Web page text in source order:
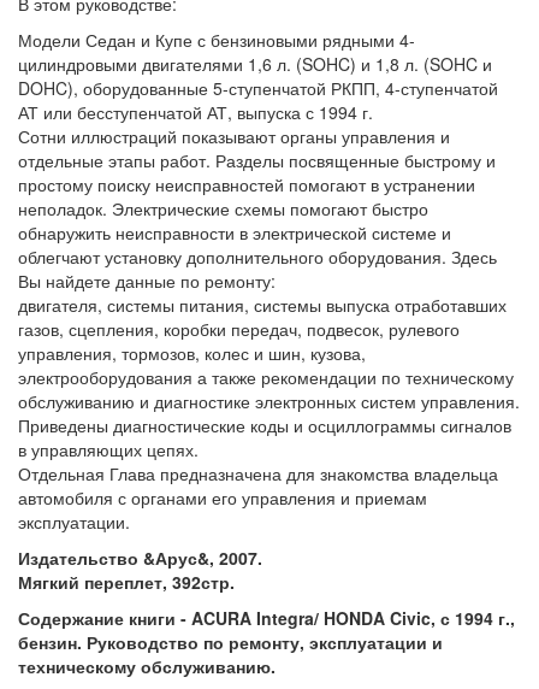
Модели Седан и Купе с бензиновыми рядными 4-
цилиндровыми двигателями 1,6 л. (SOHC) и 1,8 л. (SOHC и
DOHC), оборудованные 5-ступенчатой РКПП, 4-ступенчатой
АТ или бесступенчатой АТ, выпуска с 1994 г.
Сотни иллюстраций показывают органы управления и
отдельные этапы работ. Разделы посвященные быстрому и
простому поиску неисправностей помогают в устранении
неполадок. Электрические схемы помогают быстро
обнаружить неисправности в электрической системе и
облегчают установку дополнительного оборудования. Здесь
Вы найдете данные по ремонту:
двигателя, системы питания, системы выпуска отработавших
газов, сцепления, коробки передач, подвесок, рулевого
управления, тормозов, колес и шин, кузова,
электрооборудования а также рекомендации по техническому
обслуживанию и диагностике электронных систем управления.
Приведены диагностические коды и осциллограммы сигналов
в управляющих цепях.
Отдельная Глава предназначена для знакомства владельца
автомобиля с органами его управления и приемам
эксплуатации.
Издательство &Арус&, 2007.
Мягкий переплет, 392стр.
Содержание книги - ACURA Integra/ HONDA Civic, с 1994 г.,
бензин. Руководство по ремонту, эксплуатации и
техническому обслуживанию.